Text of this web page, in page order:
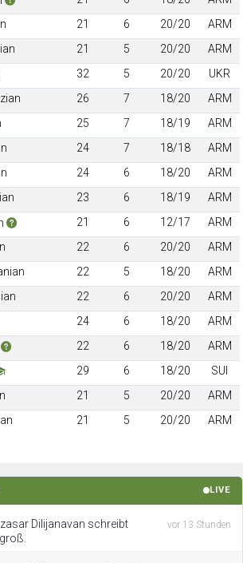
21 6 20/20
ARM
21 5 20/20
ARM
32 5 20/20
UKR
26 7 18/20
ARM
25 7 18/19
ARM
24 7 18/18
ARM
24 6 18/20
ARM
23 6 18/19
ARM
21 6 12/17
ARM
22 6 20/20
ARM
22 5 18/20
ARM
22 6 20/20
ARM
24 6 18/20
ARM
22 6 18/20
ARM
29 6 18/20
SUI
21 5 20/20
ARM
21 5 20/20 ARM
LIVE
Dilijanavan schreibt
vor 13 Stunden